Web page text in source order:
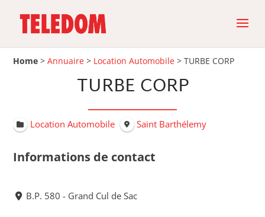
Home >Annuaire > Location Automobile >TURBE CORP
TURBE CORP
Location Automobile Saint Barthélemy
Informations de contact
B.P. 580 - Grand Cul de Sac